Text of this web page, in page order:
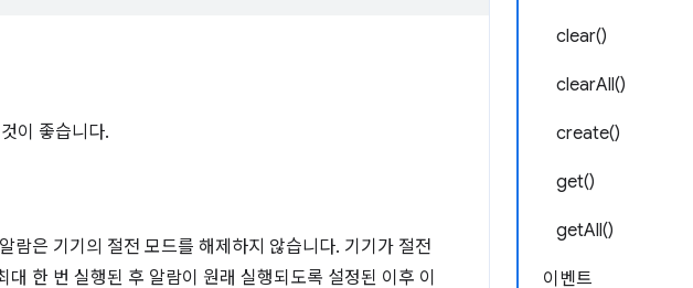
clear()
clearAll()
create()
get()
getAll()
이벤트
이 좋습니다.
람은 기기의 절전 모드를 해제하지 않습니다. 기기가 절전
한 번 실행된 후 알람이 원래 실행되도록 설정된 이후 이